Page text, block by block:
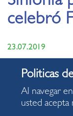
celebró
23.07.2019
Al navegar
usted acepta